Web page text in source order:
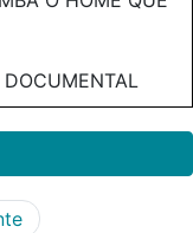
DOCUMENTAL